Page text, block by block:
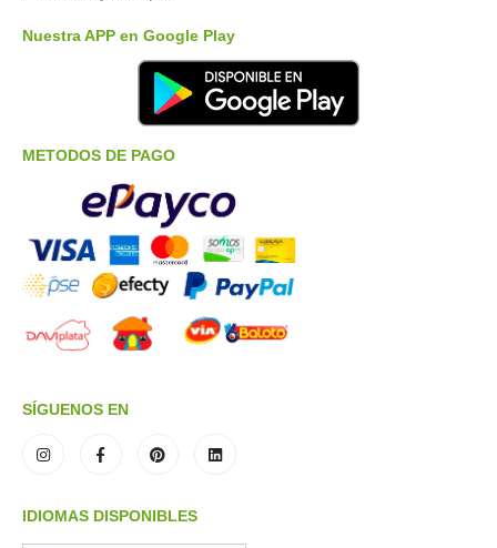
Nuestra APP en Google Play
METODOS DE PAGO
SÍGUENOS EN
IDIOMAS DISPONIBLES